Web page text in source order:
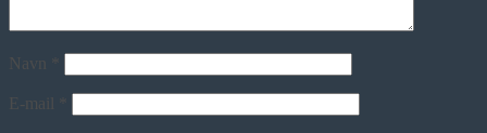
Navn
E-mail